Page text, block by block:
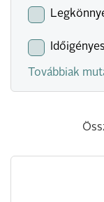
Továbbiak